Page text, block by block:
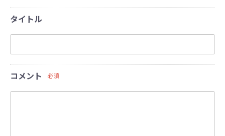
タイトル
コメント 必須